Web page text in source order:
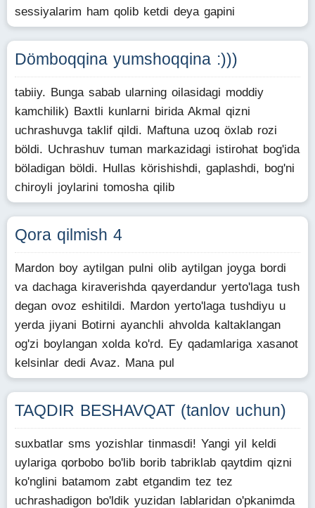
sessiyalarim ham qolib ketdi deya gapini
Dömboqqina yumshoqqina :)))
tabiiy. Bunga sabab ularning oilasidagi moddiy
kamchilik) Baxtli kunlarni birida Akmal qizni
uchrashuvga taklif qildi. Maftuna uzoq öxlab rozi
böldi. Uchrashuv tuman markazidagi istirohat bog'ida
böladigan böldi. Hullas körishishdi, gaplashdi, bog'ni
chiroyli joylarini tomosha qilib
Qora qilmish 4
Mardon boy aytilgan pulni olib aytilgan joyga bordi
va dachaga kiraverishda qayerdandur yerto'laga tush
degan ovoz eshitildi. Mardon yerto'laga tushdiyu u
yerda jiyani Botirni ayanchli ahvolda kaltaklangan
og'zi boylangan xolda ko'rd. Ey qadamlariga xasanot
kelsinlar dedi Avaz. Mana pul
TAQDIR BESHAVQAT (tanlov uchun)
suxbatlar sms yozishlar tinmasdi! Yangi yil keldi
uylariga qorbobo bo'lib borib tabriklab qaytdim qizni
ko'nglini batamom zabt etgandim tez tez
uchrashadigon bo'ldik yuzidan lablaridan o'pkanimda